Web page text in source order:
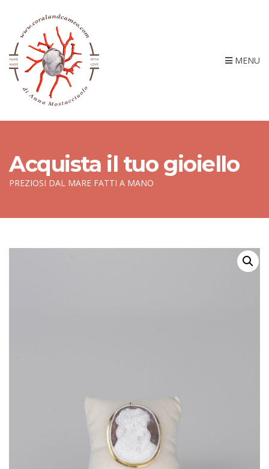
MENU
Acquista il tuo gioiello
PREZIOSI DAL MARE FATTI A MANO